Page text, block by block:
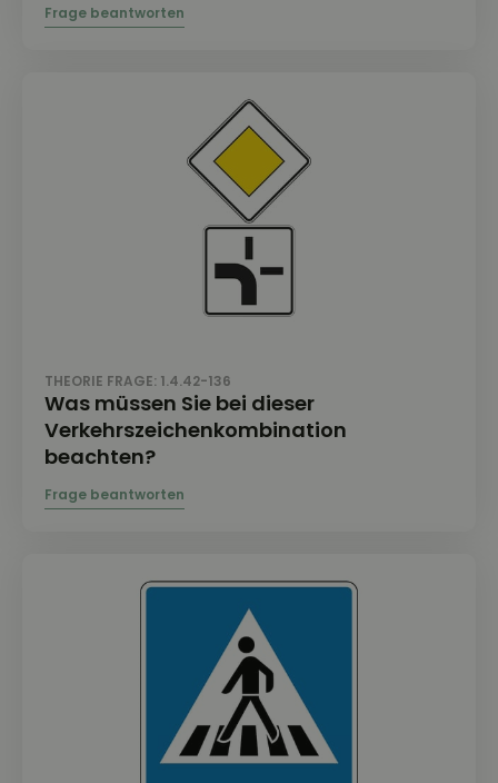
THEORIE FRAGE: 1.4.42-136
Was müssen Sie bei dieser
Verkehrszeichenkombination
beachten?